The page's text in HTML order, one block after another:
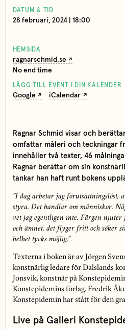
DATUM & TID
28 februari, 2024 | 18:00
HEMSIDA
ragnarschmid.se
No end time
LÄGG TILL EVENT I DIN KALENDER
Google iCalendar
Ragnar Schmid visar och
omfattar måleri och teckningar
innehåller två texter, 46
Ragnar berättar om sin
tankar han haft runt bokens
”I dag arbetar jag förutsättningslöst,
styra. Det handlar om människor.
vet jag egentligen inte. Färgen njuter
och ämnet, det flyger fritt och söker
helhet tycks möjlig.”
Texterna i boken är av Jörgen
konstnärlig ledare för Dalslands
Jonsvik, konstnär på
Konstepidemins förlag. Fredrik
Konstepidemin har stått för den
Live på Galleri